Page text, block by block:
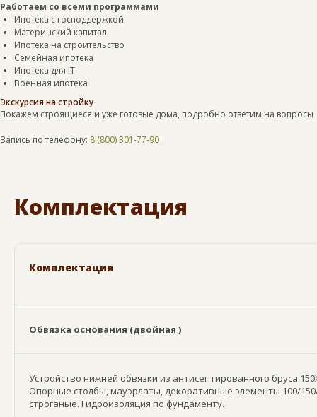
Работаем со всеми программами
Ипотека с господдержкой
Материнский капитал
Ипотека на строительство
Семейная ипотека
Ипотека для IT
Военная ипотека
Экскурсия на стройку
Покажем строящиеся и уже готовые дома, подробно ответим на вопросы
Запись по телефону: 8 (800) 301-77-90
Комплектация
Комплектация
Обвязка основания (двойная )
Устройство нижней обвязки из антисептированного бруса
Опорные столбы, мауэрлаты, декоративные элементы 100/
строганые. Гидроизоляция по фундаменту.